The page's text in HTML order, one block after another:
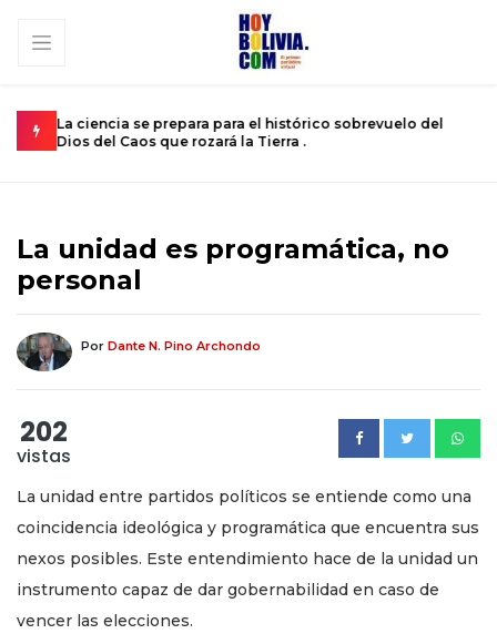
El calvario de un joven atrapado en el cuerpo de un niño
de 12 años .
La unidad es programática, no
personal
Por Dante N. Pino Archondo
202
vistas
La unidad entre partidos políticos se entiende como una
coincidencia ideológica y programática que encuentra sus
nexos posibles. Este entendimiento hace de la unidad un
instrumento capaz de dar gobernabilidad en caso de
vencer las elecciones.